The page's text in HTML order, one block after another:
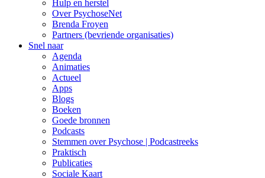
Hulp en herstel
Over PsychoseNet
Brenda Froyen
Partners (bevriende organisaties)
Snel naar
Agenda
Animaties
Actueel
Apps
Blogs
Boeken
Goede bronnen
Podcasts
Stemmen over Psychose | Podcastreeks
Praktisch
Publicaties
Sociale Kaart